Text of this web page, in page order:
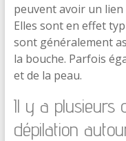
peuvent avoir un lien
Elles sont en effet
sont généralement
la bouche. Parfois
et de la peau.
Il y a plusieurs
dépilation